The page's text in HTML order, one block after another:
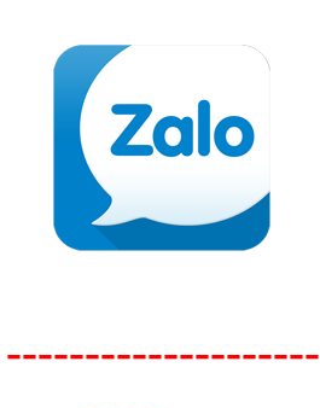
--------------------